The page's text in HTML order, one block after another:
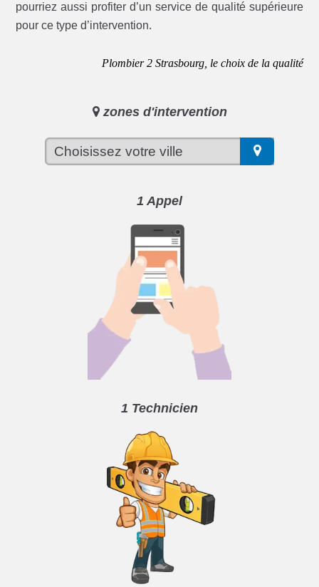
pourriez aussi profiter d’un service de qualité supérieure
pour ce type d’intervention.
Plombier 2 Strasbourg, le choix de la qualité
zones d'intervention
1 Appel
1 Technicien